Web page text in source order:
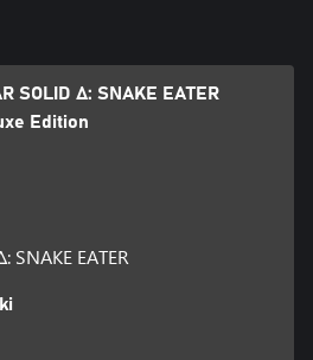
SOLID Δ: SNAKE EATER
Edition
SNAKE EATER